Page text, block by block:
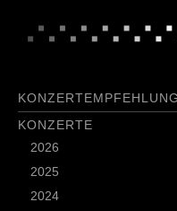
KONZERTE
2026
2025
2024